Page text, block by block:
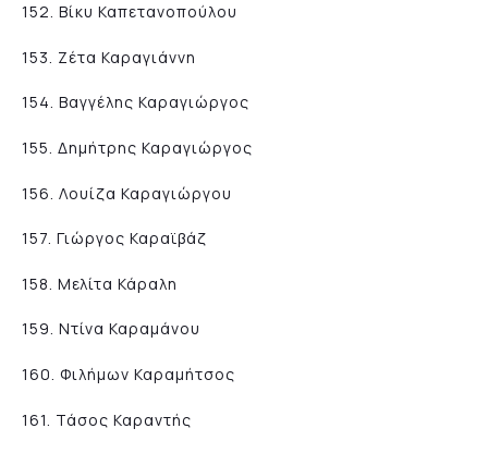
152. Βίκυ Καπετανοπούλου
153. Ζέτα Καραγιάννη
154. Βαγγέλης Καραγιώργος
155. Δημήτρης Καραγιώργος
156. Λουίζα Καραγιώργου
157. Γιώργος Καραϊβάζ
158. Μελίτα Κάραλη
159. Ντίνα Καραμάνου
160. Φιλήμων Καραμήτσος
161. Τάσος Καραντής